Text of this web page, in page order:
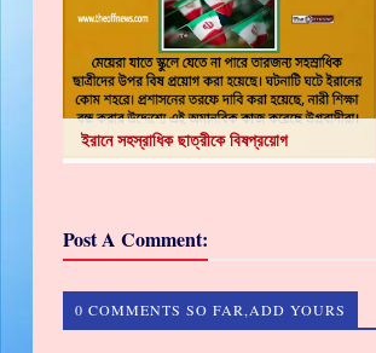
ইরানে সহস্রাধিক ছাত্রীকে বিষপ্রয়োগ
Post A Comment:
0 COMMENTS SO FAR,ADD YOURS